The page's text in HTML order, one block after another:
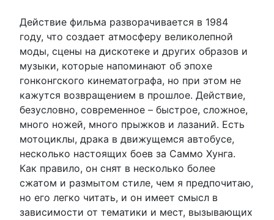
Действие фильма разворачивается в 1984
году, что создает атмосферу великолепной
моды, сцены на дискотеке и других образов и
музыки, которые напоминают об эпохе
гонконгского кинематографа, но при этом не
кажутся возвращением в прошлое. Действие,
безусловно, современное – быстрое, сложное,
много ножей, много прыжков и лазаний. Есть
мотоциклы, драка в движущемся автобусе,
несколько настоящих боев за Саммо Хунга.
Как правило, он снят в несколько более
сжатом и размытом стиле, чем я предпочитаю,
но его легко читать, и он имеет смысл в
зависимости от тематики и мест, вызывающих